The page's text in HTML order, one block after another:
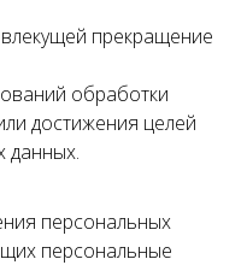
прекращение
обработки
достижения целей
данных.
персональных
персональные